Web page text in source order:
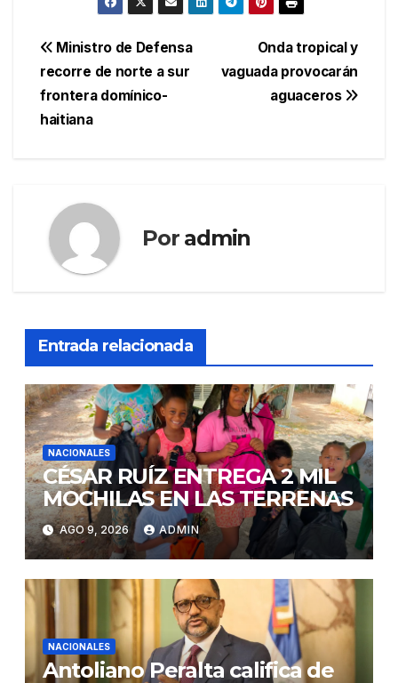
Navegación
de
entradas
Onda tropical y
vaguada provocarán
aguaceros
Ministro de Defensa
recorre de norte a sur
frontera domínico-
haitiana
Por admin
Entrada relacionada
NACIONALES
CÉSAR RUÍZ ENTREGA 2 MIL
MOCHILAS EN LAS TERRENAS
AGO 9, 2026 ADMIN
NACIONALES
Antoliano Peralta califica de